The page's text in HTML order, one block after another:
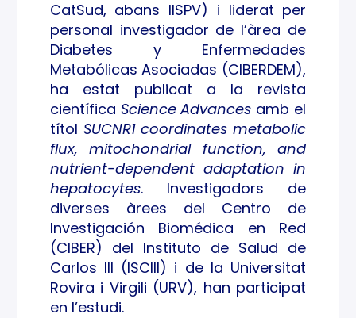
CatSud, abans IISPV) i liderat per
personal investigador de l’àrea de
Diabetes y Enfermedades
Metabólicas Asociadas (CIBERDEM),
ha estat publicat a la revista
científica Science Advances amb el
títol SUCNR1 coordinates metabolic
flux, mitochondrial function, and
nutrient-dependent adaptation in
hepatocytes. Investigadors de
diverses àrees del Centro de
Investigación Biomédica en Red
(CIBER) del Instituto de Salud de
Carlos III (ISCIII) i de la Universitat
Rovira i Virgili (URV), han participat
en l’estudi.